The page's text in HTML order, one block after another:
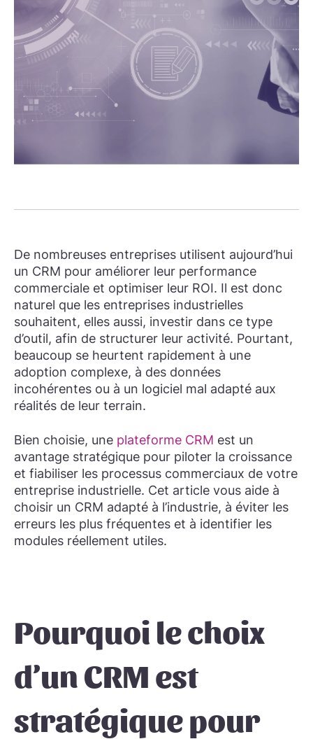
De nombreuses entreprises utilisent aujourd’hui
un CRM pour améliorer leur performance
commerciale et optimiser leur ROI. Il est donc
naturel que les entreprises industrielles
souhaitent, elles aussi, investir dans ce type
d’outil, afin de structurer leur activité. Pourtant,
beaucoup se heurtent rapidement à une
adoption complexe, à des données
incohérentes ou à un logiciel mal adapté aux
réalités de leur terrain.
Bien choisie, une plateforme CRM est un
avantage stratégique pour piloter la croissance
et fiabiliser les processus commerciaux de votre
entreprise industrielle. Cet article vous aide à
choisir un CRM adapté à l’industrie, à éviter les
erreurs les plus fréquentes et à identifier les
modules réellement utiles.
Pourquoi le choix
d’un CRM est
stratégique pour